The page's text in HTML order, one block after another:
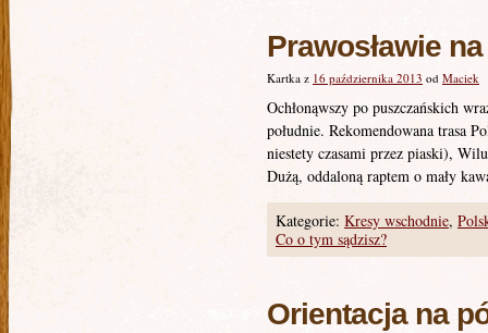
Prawosławie
Kartka z 16 października 2013 od Maciek
Ochłonąwszy po puszczańskich
południe. Rekomendowana trasa
niestety czasami przez piaski),
Dużą, oddaloną raptem o mały
Kategorie: Kresy wschodnie,
Co o tym sądzisz?
Orientacja na